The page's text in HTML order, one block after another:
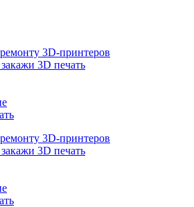
3D-принтеров
3D печать
3D-принтеров
3D печать